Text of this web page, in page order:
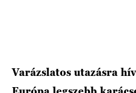
Varázslatos utazásra